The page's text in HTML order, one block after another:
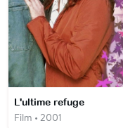
L'ultime refuge
Film • 2001